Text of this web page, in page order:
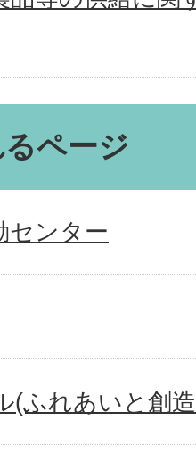
ページ
センター
(ふれあいと創